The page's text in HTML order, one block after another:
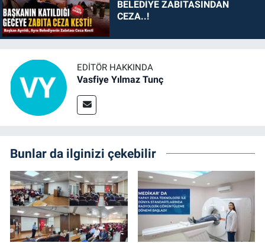
BELEDİYE ZABITASINDAN
CEZA..!
EDITÖR HAKKINDA
Vasfiye Yılmaz Tunç
Bunlar da ilginizi çekebilir